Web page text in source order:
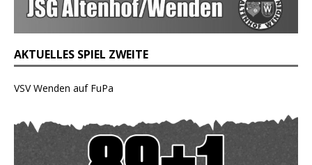
AKTUELLES SPIEL ZWEITE
VSV Wenden auf FuPa